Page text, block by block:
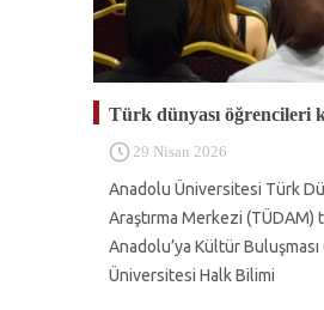
Türk dünyası öğrencileri
29 Nisan 2026
Anadolu Üniversitesi Türk
Araştırma Merkezi (TÜDAM)
Anadolu’ya Kültür
Üniversitesi Halk Bilimi